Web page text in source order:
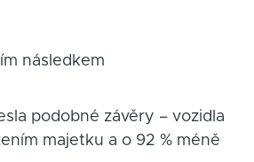
následkem
podobné závěry – vozidla
majetku a o 92 % méně